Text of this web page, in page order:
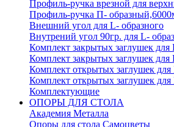
Профиль-ручка врезной для
Профиль-ручка П-
Внешний угол для L- образного
Внутрений угол 90гр. для L-
Комплект закрытых заглушек для
Комплект закрытых заглушек для
Комплект открытых заглушек для
Комплект открытых заглушек для
Комплектующие
ОПОРЫ ДЛЯ СТОЛА
Академия Металла
Опоры для стола Самоцветы